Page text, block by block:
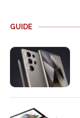
GUIDE